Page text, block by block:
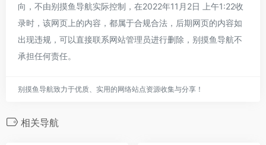
向，不由别摸鱼导航实际控制，在2022年11月2日 上午1:22收
录时，该网页上的内容，都属于合规合法，后期网页的内容如
出现违规，可以直接联系网站管理员进行删除，别摸鱼导航不
承担任何责任。
别摸鱼导航致力于优质、实用的网络站点资源收集与分享！
相关导航